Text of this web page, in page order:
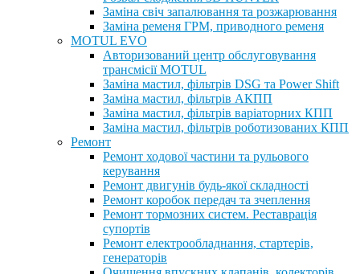
Заміна свіч запалювання та розжарювання
Заміна ременя ГРМ, приводного ременя
MOTUL EVO
Авторизований центр обслуговування
трансмісії MOTUL
Заміна мастил, фільтрів DSG та Power Shift
Заміна мастил, фільтрів АКПП
Заміна мастил, фільтрів варіаторних КПП
Заміна мастил, фільтрів роботизованих КПП
Ремонт
Ремонт ходової частини та рульового
керування
Ремонт двигунів будь-якої складності
Ремонт коробок передач та зчеплення
Ремонт тормозних систем. Реставрація
супортів
Ремонт електрообладнання, стартерів,
генераторів